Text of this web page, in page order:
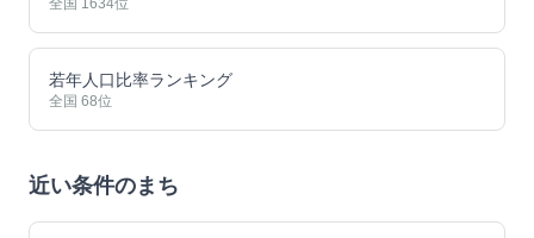
全国 1634位
若年人口比率ランキング
全国 68位
近い条件のまち